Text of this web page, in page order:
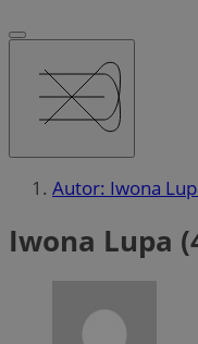
Autor: Iwona
Iwona Lupa